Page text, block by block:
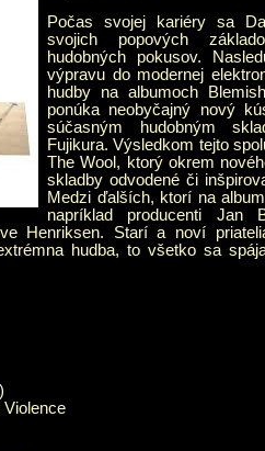
Počas svojej kariéry sa
svojich popových
hudobných pokusov.
výpravu do modernej
hudby na albumoch
ponúka neobyčajný nový
súčasným hudobným
Fujikura. Výsledkom tejto
The Wool, ktorý okrem
skladby odvodené či
Medzi ďalších, ktorí na
napríklad producenti Jan
Henriksen. Starí a noví
hudba, to všetko sa